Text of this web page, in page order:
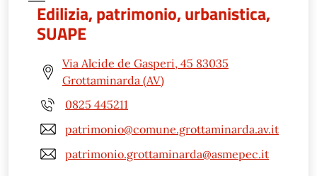
Edilizia, patrimonio, urbanistica,
SUAPE
Via Alcide de Gasperi, 45 83035
Grottaminarda (AV)
0825 445211
patrimonio@comune.grottaminarda.av.it
patrimonio.grottaminarda@asmepec.it